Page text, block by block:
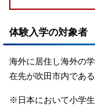
体験入学の対象者
海外に居住し海外の
在先が吹田市内であ
※日本において小学